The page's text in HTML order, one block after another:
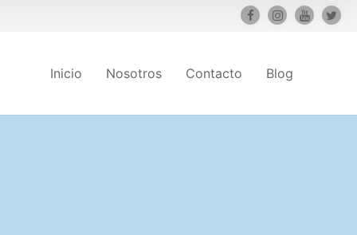
Inicio Nosotros Contacto Blog